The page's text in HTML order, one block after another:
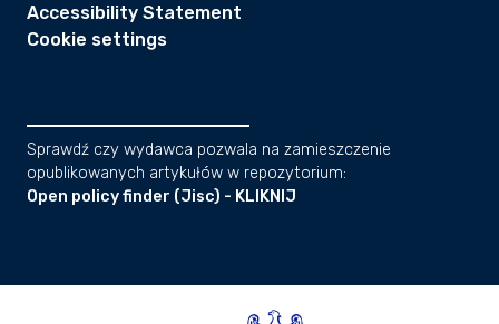
Accessibility Statement
Cookie settings
Sprawdź czy wydawca pozwala na zamieszczenie
opublikowanych artykułów w repozytorium:
Open policy finder (Jisc) - KLIKNIJ